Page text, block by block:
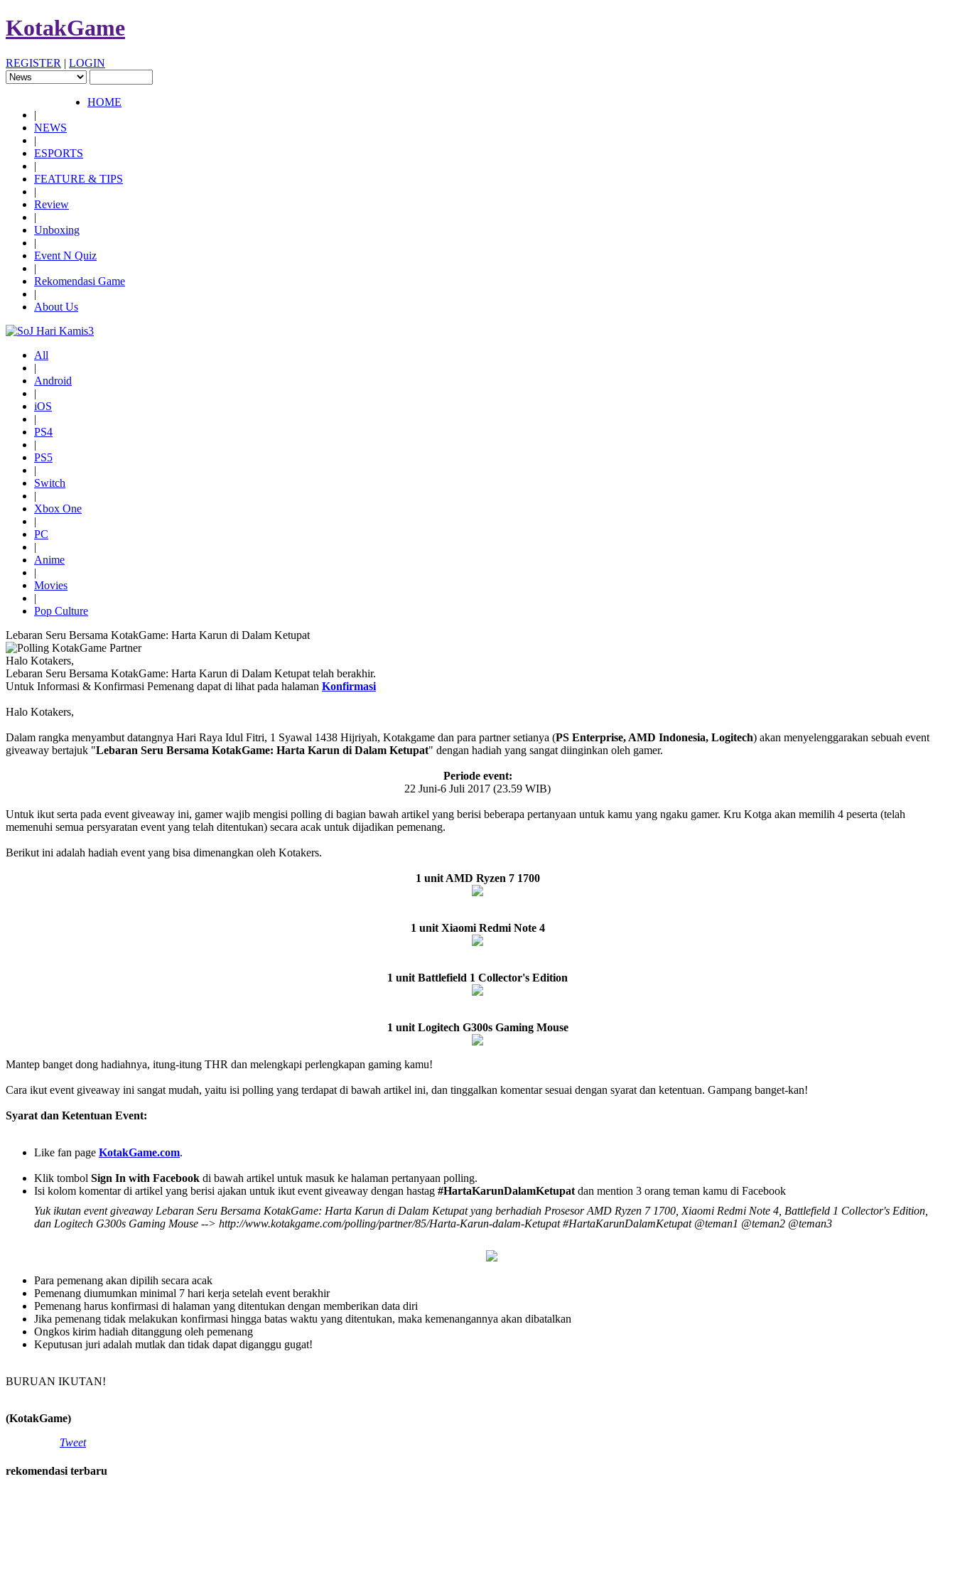
KotakGame
REGISTER | LOGIN
HOME
|
NEWS
|
ESPORTS
|
FEATURE & TIPS
|
Review
|
Unboxing
|
Event N Quiz
|
Rekomendasi Game
|
About Us
All
|
Android
|
iOS
|
PS4
|
PS5
|
Switch
|
Xbox One
|
PC
|
Anime
|
Movies
|
Pop Culture
Lebaran Seru Bersama KotakGame: Harta Karun di Dalam Ketupat
Halo Kotakers,
Lebaran Seru Bersama KotakGame: Harta Karun di Dalam Ketupat telah berakhir.
Untuk Informasi & Konfirmasi Pemenang dapat di lihat pada halaman Konfirmasi
Halo Kotakers,
Dalam rangka menyambut datangnya Hari Raya Idul Fitri, 1 Syawal 1438 Hijriyah, Kotakgame dan para partner setianya (PS Enterprise, AMD Indonesia, Logitech) akan menyelenggarakan sebuah event
giveaway bertajuk "Lebaran Seru Bersama KotakGame: Harta Karun di Dalam Ketupat" dengan hadiah yang sangat diinginkan oleh gamer.
Periode event:
22 Juni-6 Juli 2017 (23.59 WIB)
Untuk ikut serta pada event giveaway ini, gamer wajib mengisi polling di bagian bawah artikel yang berisi beberapa pertanyaan untuk kamu yang ngaku gamer. Kru Kotga akan memilih 4 peserta (telah
memenuhi semua persyaratan event yang telah ditentukan) secara acak untuk dijadikan pemenang.
Berikut ini adalah hadiah event yang bisa dimenangkan oleh Kotakers.
1 unit AMD Ryzen 7 1700
1 unit Xiaomi Redmi Note 4
1 unit Battlefield 1 Collector's Edition
1 unit Logitech G300s Gaming Mouse
Mantep banget dong hadiahnya, itung-itung THR dan melengkapi perlengkapan gaming kamu!
Cara ikut event giveaway ini sangat mudah, yaitu isi polling yang terdapat di bawah artikel ini, dan tinggalkan komentar sesuai dengan syarat dan ketentuan. Gampang banget-kan!
Syarat dan Ketentuan Event:
Like fan page KotakGame.com.
Klik tombol Sign In with Facebook di bawah artikel untuk masuk ke halaman pertanyaan polling.
Isi kolom komentar di artikel yang berisi ajakan untuk ikut event giveaway dengan hastag #HartaKarunDalamKetupat dan mention 3 orang teman kamu di Facebook
Yuk ikutan event giveaway Lebaran Seru Bersama KotakGame: Harta Karun di Dalam Ketupat yang berhadiah Prosesor AMD Ryzen 7 1700, Xiaomi Redmi Note 4, Battlefield 1 Collector's Edition,
dan Logitech G300s Gaming Mouse --> http://www.kotakgame.com/polling/partner/85/Harta-Karun-dalam-Ketupat #HartaKarunDalamKetupat @teman1 @teman2 @teman3
Para pemenang akan dipilih secara acak
Pemenang diumumkan minimal 7 hari kerja setelah event berakhir
Pemenang harus konfirmasi di halaman yang ditentukan dengan memberikan data diri
Jika pemenang tidak melakukan konfirmasi hingga batas waktu yang ditentukan, maka kemenangannya akan dibatalkan
Ongkos kirim hadiah ditanggung oleh pemenang
Keputusan juri adalah mutlak dan tidak dapat diganggu gugat!
BURUAN IKUTAN!
(KotakGame)
Tweet
rekomendasi terbaru